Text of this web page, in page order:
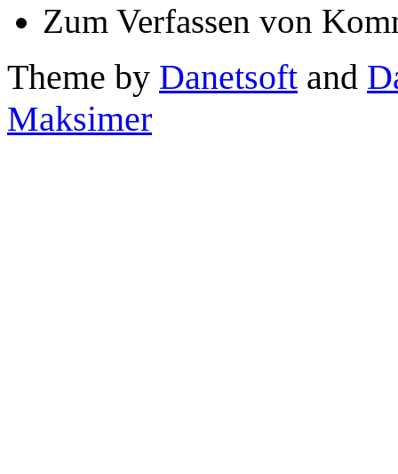
Zum Verfassen von
Theme by Danetsoft and
Maksimer